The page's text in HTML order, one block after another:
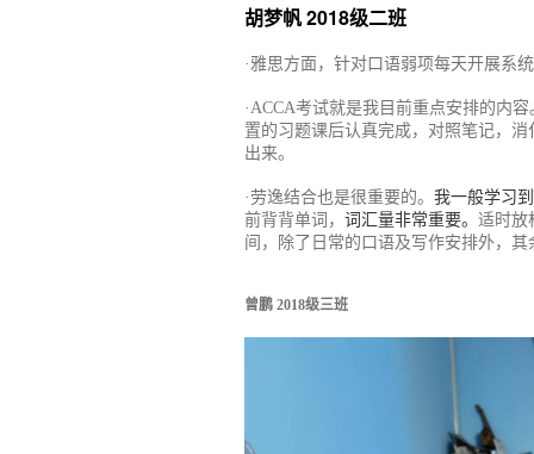
胡梦帆 2018级二班
·雅思方面，针对口语弱项每天开展系
·ACCA考试就是我目前重点安排的内
置的习题课后认真完成，对照笔记，
出来。
·劳逸结合也是很重要的。 我一般学习
前背背单词， 词汇量非常重要。 适时放
间，除了日常的口语及写作安排外，
曾鹏 2018级三班